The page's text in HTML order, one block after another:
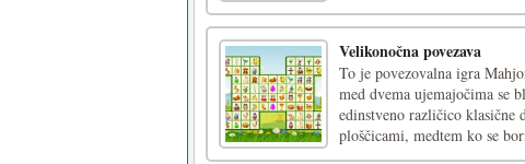
Velikonočna povezava
To je povezovalna igra
med dvema ujemajočima se
edinstveno različico klasične
ploščicami, medtem ko se